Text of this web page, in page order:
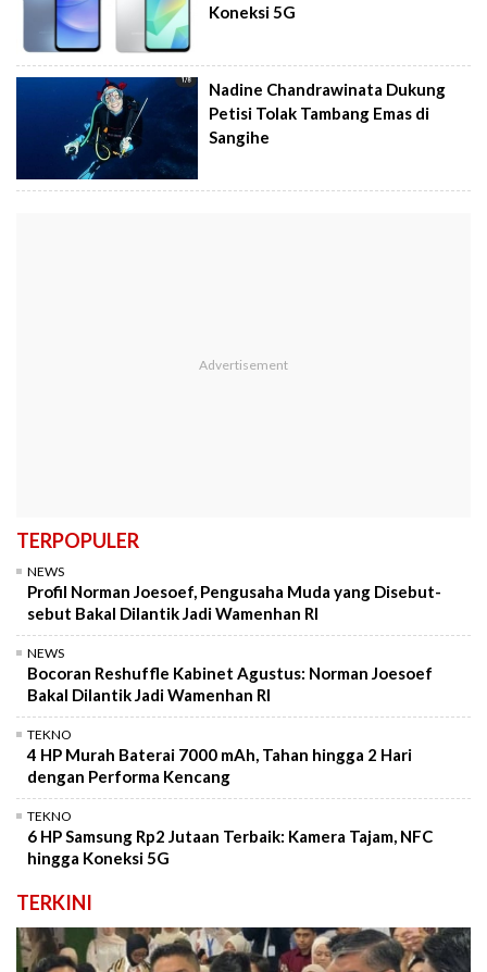
Koneksi 5G
Nadine Chandrawinata Dukung
Petisi Tolak Tambang Emas di
Sangihe
TERPOPULER
NEWS
Profil Norman Joesoef, Pengusaha Muda yang Disebut-
sebut Bakal Dilantik Jadi Wamenhan RI
NEWS
Bocoran Reshuffle Kabinet Agustus: Norman Joesoef
Bakal Dilantik Jadi Wamenhan RI
TEKNO
4 HP Murah Baterai 7000 mAh, Tahan hingga 2 Hari
dengan Performa Kencang
TEKNO
6 HP Samsung Rp2 Jutaan Terbaik: Kamera Tajam, NFC
hingga Koneksi 5G
TERKINI